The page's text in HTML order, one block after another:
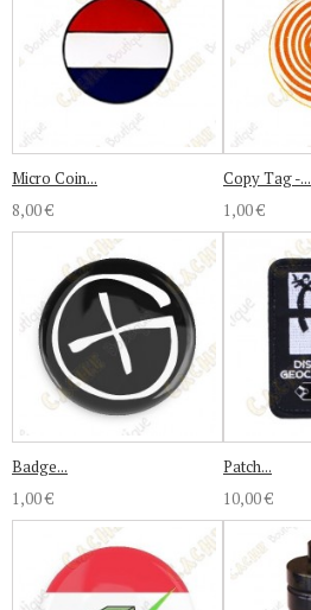
Micro Coin...
8,00 €
Copy Tag -...
1,00 €
Badge...
1,00 €
Patch...
10,00 €